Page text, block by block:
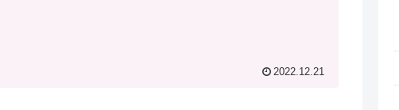
2022.12.21